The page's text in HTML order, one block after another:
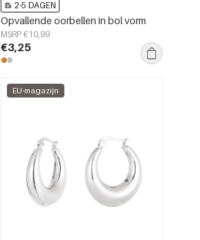
2-5 DAGEN
Opvallende oorbellen in bol vorm
MSRP €10,99
€3,25
EU-magazijn